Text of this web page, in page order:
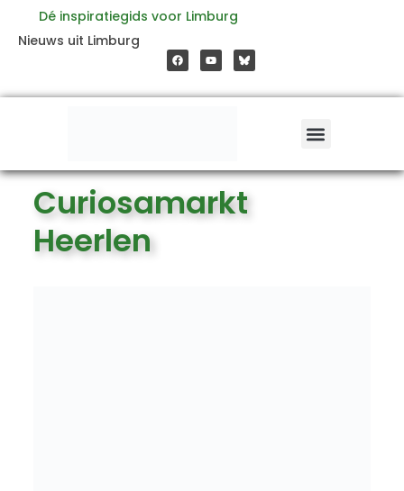
inhoud
Dé inspiratiegids voor Limburg
Nieuws uit Limburg
a
c
e
o
o
o
u
t
b
e
Curiosamarkt
Heerlen